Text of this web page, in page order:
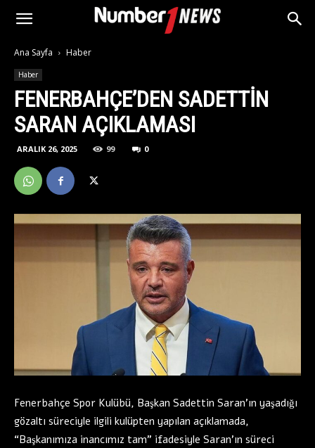
Ana Sayfa Haber
Haber
FENERBAHÇE’DEN SADETTIN
SARAN AÇIKLAMASI
ARALIK 26, 2025 99 0
Fenerbahçe Spor Kulübü, Başkan Sadettin Saran’ın yaşadığı
gözaltı süreciyle ilgili kulüpten yapılan açıklamada,
“Başkanımıza inancımız tam” ifadesiyle Saran’ın süreci